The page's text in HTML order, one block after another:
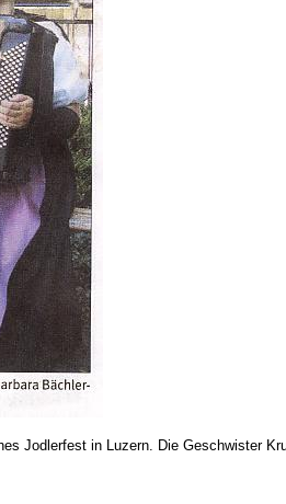
Jodlerfest in Luzern. Die Geschwister